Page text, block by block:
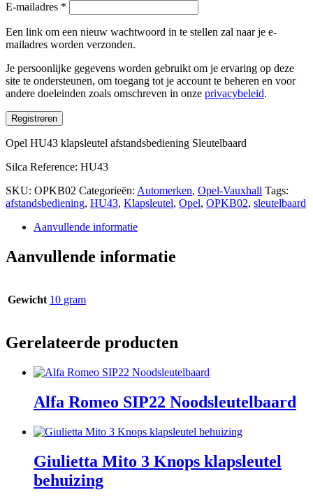
E-mailadres *
Een link om een nieuw wachtwoord in te stellen zal naar je e-
mailadres worden verzonden.
Je persoonlijke gegevens worden gebruikt om je ervaring op deze
site te ondersteunen, om toegang tot je account te beheren en voor
andere doeleinden zoals omschreven in onze privacybeleid.
Registreren
Opel HU43 klapsleutel afstandsbediening Sleutelbaard
Silca Reference: HU43
SKU: OPKB02 Categorieën: Automerken, Opel-Vauxhall Tags:
afstandsbediening, HU43, Klapsleutel, Opel, OPKB02, sleutelbaard
Aanvullende informatie
Aanvullende informatie
Gewicht 10 gram
Gerelateerde producten
Alfa Romeo SIP22 Noodsleutelbaard
Giulietta Mito 3 Knops klapsleutel
behuizing